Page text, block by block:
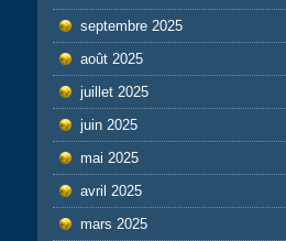
septembre 2025
août 2025
juillet 2025
juin 2025
mai 2025
avril 2025
mars 2025